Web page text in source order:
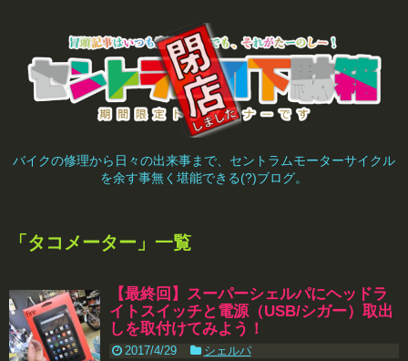
バイクの修理から日々の出来事まで、セントラムモーターサイクル
を余す事無く堪能できる(?)ブログ。
「 タコメーター 」 一覧
【最終回】スーパーシェルパにヘッドラ
イトスイッチと電源（USB/シガー）取出
しを取付けてみよう！
2017/4/29
シェルパ